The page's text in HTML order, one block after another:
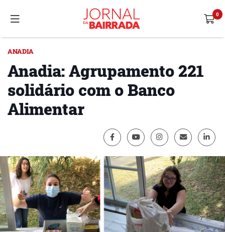
ANADIA
Anadia: Agrupamento 221
solidário com o Banco
Alimentar